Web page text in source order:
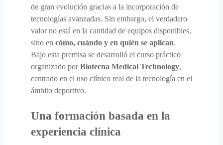
de gran evolución gracias a la incorporación de
tecnologías avanzadas. Sin embargo, el verdadero
valor no está en la cantidad de equipos disponibles,
sino en cómo, cuándo y en quién se aplican.
Bajo esta premisa se desarrolló el curso práctico
organizado porBiotecna Medical Technology,
centrado en el uso clínico real de la tecnología en el
ámbito deportivo.
Una formación basada en la
experiencia clínica